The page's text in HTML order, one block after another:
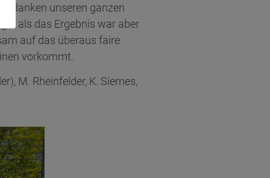
danken unseren ganzen
als das Ergebnis war aber
auf das überaus faire
vorkommt.
M. Rheinfelder, K. Siemes,